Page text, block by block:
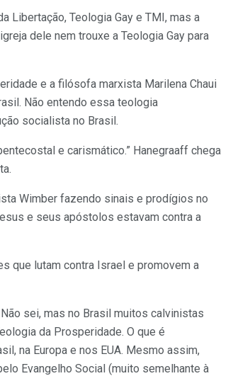
Libertação, Teologia Gay e TMI, mas a
dele nem trouxe a Teologia Gay para
e a filósofa marxista Marilena Chaui
Não entendo essa teologia
socialista no Brasil.
e carismático.” Hanegraaff chega
Wimber fazendo sinais e prodígios no
e seus apóstolos estavam contra a
que lutam contra Israel e promovem a
sei, mas no Brasil muitos calvinistas
da Prosperidade. O que é
na Europa e nos EUA. Mesmo assim,
Evangelho Social (muito semelhante à